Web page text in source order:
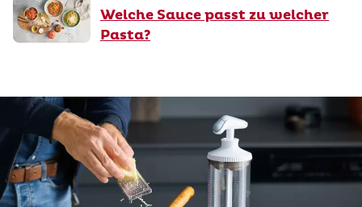
Welche Sauce passt zu welcher
Pasta?